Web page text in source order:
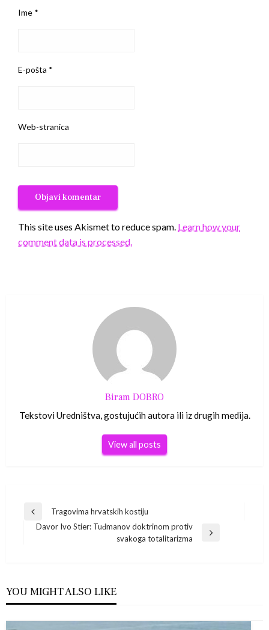
Ime *
E-pošta *
Web-stranica
This site uses Akismet to reduce spam. Learn how your
comment data is processed.
Biram DOBRO
Tekstovi Uredništva, gostujućih autora ili iz drugih medija.
View all posts
Navigacija
Previous
Post
Tragovima hrvatskih kostiju
Davor Ivo Stier: Tuđmanov doktrinom protiv
svakoga totalitarizma
YOU MIGHT ALSO LIKE